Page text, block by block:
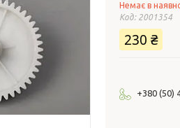
Немає в
Код: 2001354
230 ₴
+380 (50)